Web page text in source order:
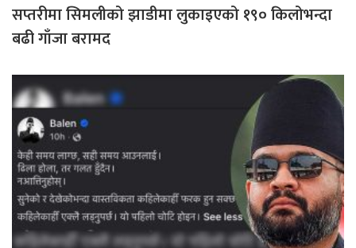
सप्तरीमा सिमलीको झाडीमा लुकाइएको १९० किलोभन्दा
बढी गाँजा बरामद